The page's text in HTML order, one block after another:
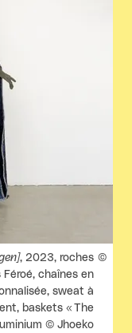
, 2023, roches
chaînes en
sweat à
baskets « The
© Jhoeko